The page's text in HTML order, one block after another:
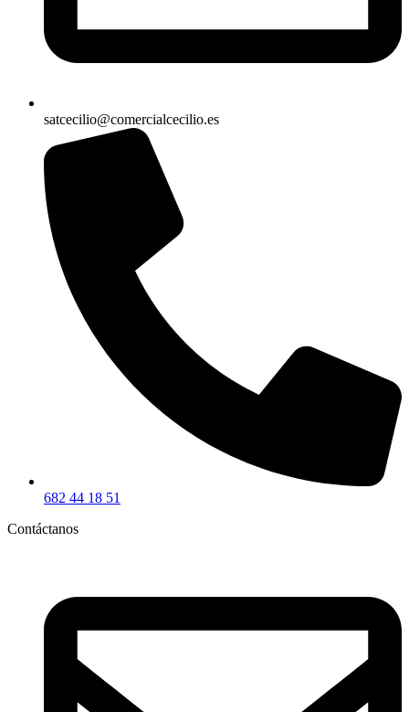
satcecilio@comercialcecilio.es
682 44 18 51
Contáctanos